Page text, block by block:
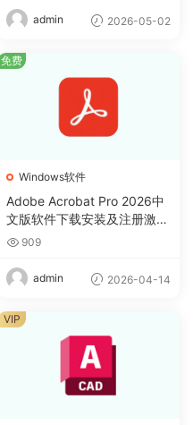
admin 2026-05-02
Windows软件
Adobe Acrobat Pro 2026中
文版软件下载安装及注册激活
教程909
admin 2026-04-14
免费
VIP